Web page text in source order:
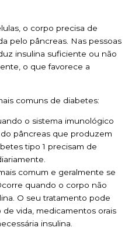
o corpo precisa de
pelo pâncreas. Nas pessoas
insulina suficiente ou não
o que favorece a
comuns de diabetes:
o sistema imunológico
pâncreas que produzem
tipo 1 precisam de
comum e geralmente se
quando o corpo não
O seu tratamento pode
vida, medicamentos orais
insulina.